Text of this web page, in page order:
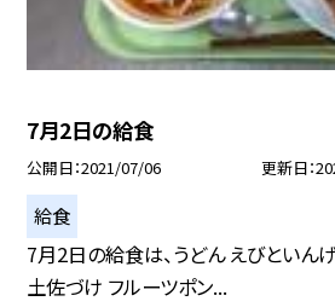
7月2日の給食
公開日 2021/07/06 更新日
給食
7月2日の給食は、うどん えびといん
土佐づけ フルーツポン...